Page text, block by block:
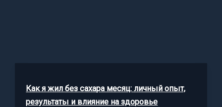
Как я жил без сахара месяц: личный опыт,
результаты и влияние на здоровье